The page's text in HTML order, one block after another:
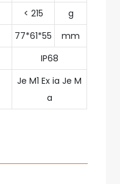
< 215
g
77*61*55
mm
IP68
Je M1 Ex ia Je M
a